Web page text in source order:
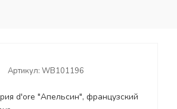
Артикул: WB101196
d'ore "Апельсин", французский